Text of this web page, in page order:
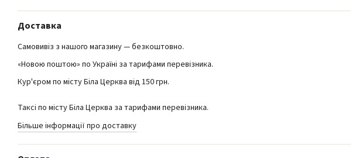
Доставка
Самовивіз з нашого магазину — безкоштовно.
«Новою поштою» по Україні за тарифами перевізника.
Кур'єром по місту Біла Церква від 150 грн.
Таксі по місту Біла Церква за тарифами перевізника.
Більше інформації про доставку